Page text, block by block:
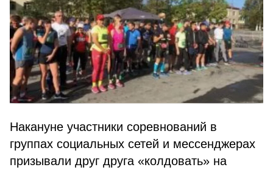
Накануне участники соревнований в
группах социальных сетей и мессенджерах
призывали друг друга «колдовать» на